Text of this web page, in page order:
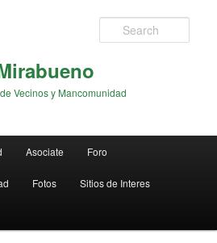
Vecinos y Mancomunidad
Asociate Foro
Fotos Sitios de Interes